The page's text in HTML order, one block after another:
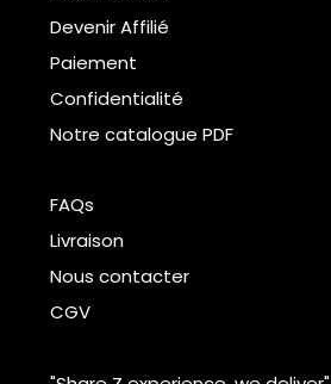
Devenir Affilié
Paiement
Confidentialité
Notre catalogue PDF
FAQs
Livraison
Nous contacter
CGV